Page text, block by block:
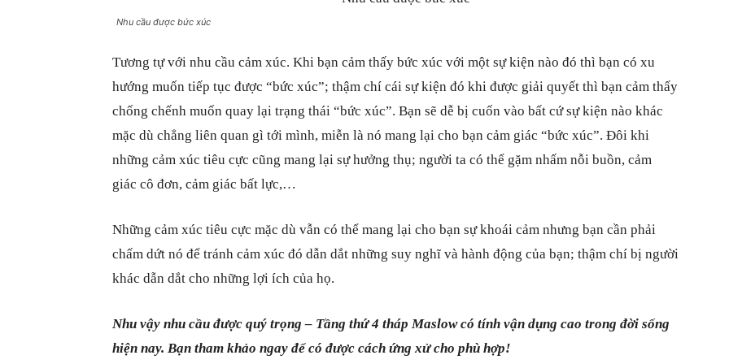
Nhu cầu được bức xúc
Tương tự với nhu cầu cảm xúc. Khi bạn cảm thấy bức xúc với một sự kiện nào đó thì bạn có xu
hướng muốn tiếp tục được “bức xúc”; thậm chí cái sự kiện đó khi được giải quyết thì bạn cảm thấy
chống chếnh muốn quay lại trạng thái “bức xúc”. Bạn sẽ dễ bị cuốn vào bất cứ sự kiện nào khác
mặc dù chẳng liên quan gì tới mình, miễn là nó mang lại cho bạn cảm giác “bức xúc”. Đôi khi
những cảm xúc tiêu cực cũng mang lại sự hưởng thụ; người ta có thể gặm nhấm nỗi buồn, cảm
giác cô đơn, cảm giác bất lực,…
Những cảm xúc tiêu cực mặc dù vẫn có thể mang lại cho bạn sự khoái cảm nhưng bạn cần phải
chấm dứt nó để tránh cảm xúc đó dẫn dắt những suy nghĩ và hành động của bạn; thậm chí bị người
khác dẫn dắt cho những lợi ích của họ.
Nhu vậy nhu cầu được quý trọng – Tầng thứ 4 tháp Maslow có tính vận dụng cao trong đời sống
hiện nay. Bạn tham khảo ngay để có được cách ứng xử cho phù hợp!